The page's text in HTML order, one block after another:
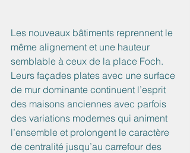
Les nouveaux bâtiments reprennent le
même alignement et une hauteur
semblable à ceux de la place Foch.
Leurs façades plates avec une surface
de mur dominante continuent l’esprit
des maisons anciennes avec parfois
des variations modernes qui animent
l’ensemble et prolongent le caractère
de centralité jusqu’au carrefour des